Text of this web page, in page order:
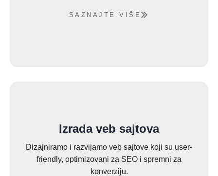
SAZNAJTE VIŠE
Izrada veb sajtova
Dizajniramo i razvijamo veb sajtove koji su user-
friendly, optimizovani za SEO i spremni za
konverziju.